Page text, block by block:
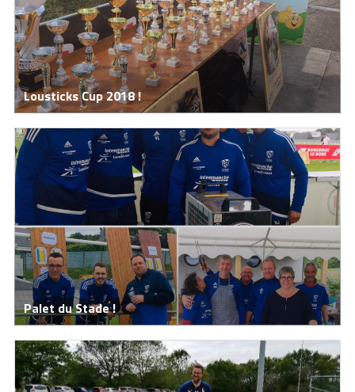
Lousticks Cup 2018 !
Palet du Stade !